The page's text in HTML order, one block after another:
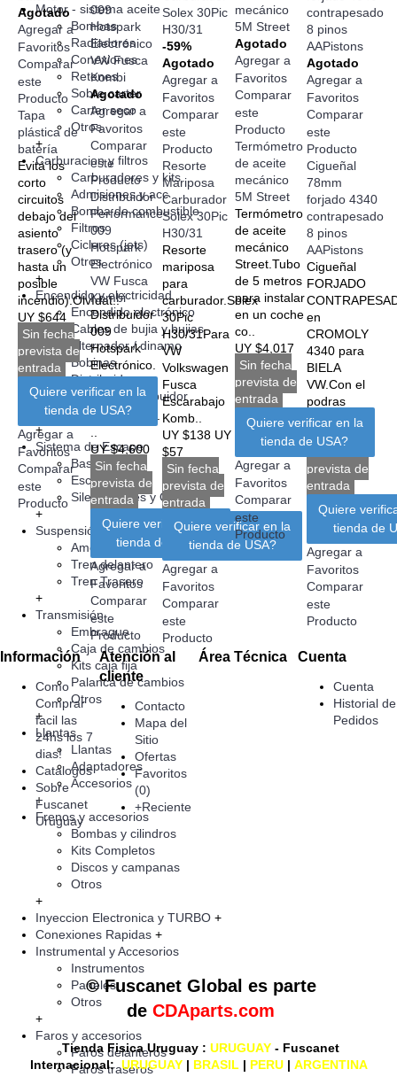
Motor - sistema aceite
Bombas
Radiadores
Conexiones
Retenes
Sobre carter
Carter seco
Otros
+
Carburacion y filtros
Carburadores y kits
Admisiones y acc
Bomba de combustible
Filtros
Cicleres (jets)
Otros
+
Encendido y electricidad
Encendido electrónico
Cables de bujia y bujias
Alternador / dinamo
Bobinas
Distribuidores
Tapas de distribuidor
Otros
+
Sistema de Escape
Bastones
Escapes 4 a 1
Silenciadores y Otros
+
Suspensión y direccion
Amortiguadores
Tren delantero
Tren Trasero
+
Transmisión
Embrague
Caja de cambios
Kits caja fija
Palanca de cambios
Otros
+
Llantas
Llantas
Adaptadores
Accesorios
+
Frenos y accesorios
Bombas y cilindros
Kits Completos
Discos y campanas
Otros
+
Inyeccion Electronica y TURBO +
Conexiones Rapidas +
Instrumental y Accesorios
Instrumentos
Paneles
Otros
+
Faros y accesorios
Faros delanteros
Faros traseros
Agotado
Agregar a
Favoritos
Comparar
este
Producto
Tapa
plástica de
batería
Evitá los
corto
circuitos
debajo del
asiento
trasero (y
hasta un
posible
incendio).Olvídat..
UY $644
Sin fecha
prevista de
entrada
Quiere verificar en la
tienda de USA?
Agregar a
Favoritos
Comparar
este
Producto
Agotado
Agregar a
Favoritos
Comparar
este
Producto
Distribuidor
Performance
009
Hotspark
Electrónico
VW Fusca
Kombi
Distribuidor
009
Hotspark
Electrónico.
Ideal para
doble
carburación.
UY $4,600
Sin fecha
prevista de
entrada
Quiere verificar en la
tienda de USA?
Agregar a
Favoritos
Comparar
este
Producto
-59%
Agotado
Agregar a
Favoritos
Comparar
este
Producto
Resorte
Mariposa
Carburador
Solex 30Pic
H30/31
Resorte
mariposa
para
carburador.Solex
30Pic
H30/31Para
VW
Volkswagen
Fusca
Escarabajo
Komb..
UY $138 UY
$57
Sin fecha
prevista de
entrada
Quiere verificar en la
tienda de USA?
Agregar a
Favoritos
Comparar
este
Producto
Agotado
Agregar a
Favoritos
Comparar
este
Producto
Termómetro
de aceite
mecánico
5M Street
Termómetro
de aceite
mecánico
Street.Tubo
de 5 metros
para instalar
en un coche
co..
UY $4,017
Sin fecha
prevista de
entrada
Quiere verificar en la
tienda de USA?
Agregar a
Favoritos
Comparar
este
Producto
Agotado
Agregar a
Favoritos
Comparar
este
Producto
Cigueñal
78mm
forjado 4340
contrapesado
8 pinos
AAPistons
Cigueñal
FORJADO
en
CROMOLY
4340 para
BIELA
VW.Con el
podras
trabajar..
UY $30,590
prevista de
entrada
Quiere
tienda de
Agregar a
Favoritos
Comparar
este
Producto
Información
Como
Comprar
facil las
24hs los 7
dias!
Catalogos
Sobre
Fuscanet
Uruguay
Atención al
cliente
Contacto
Mapa del
Sitio
Ofertas
Favoritos
(0)
+Reciente
Área Técnica Cuenta
Cuenta
Historial de
Pedidos
© Fuscanet Global es parte
de CDAparts.com
Tienda Fisica Uruguay : URUGUAY - Fuscanet
Internacional:URUGUAY | BRASIL | PERU | ARGENTINA